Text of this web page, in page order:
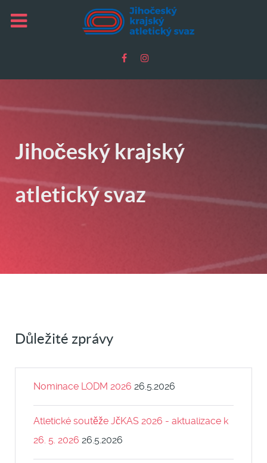
Jihočeský krajský
atletický svaz
Důležité zprávy
Nominace LODM 2026 26.5.2026
Atletické soutěže JčKAS 2026 - aktualizace k
26. 5. 2026 26.5.2026